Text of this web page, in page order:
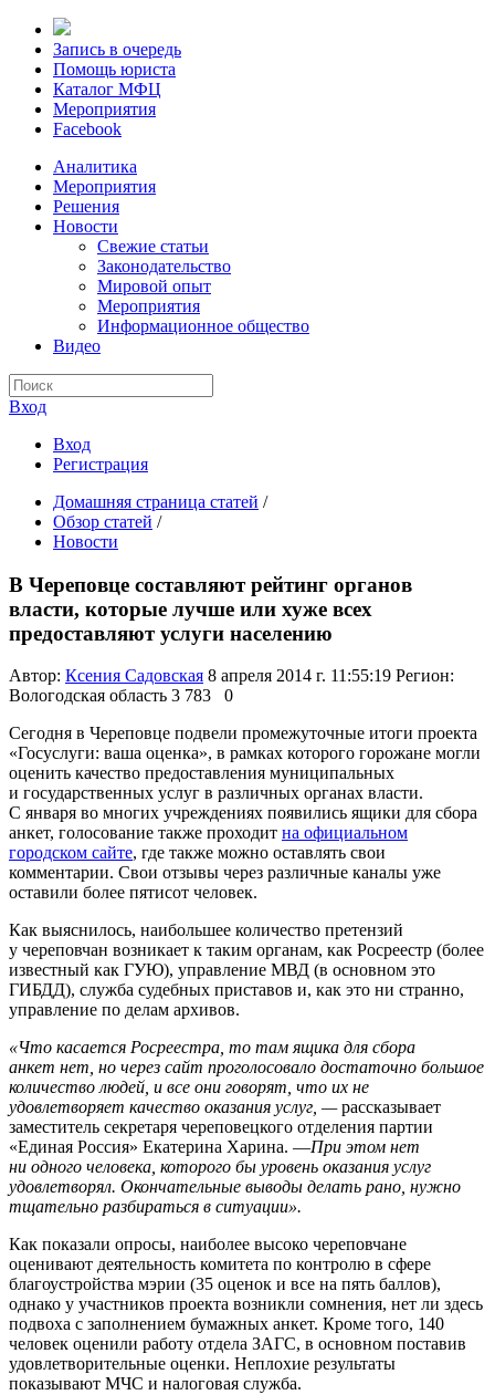
Запись в очередь
Помощь юриста
Каталог МФЦ
Мероприятия
Facebook
Аналитика
Мероприятия
Решения
Новости
Свежие статьи
Законодательство
Мировой опыт
Мероприятия
Информационное общество
Видео
Вход
Вход
Регистрация
Домашняя страница статей /
Обзор статей /
Новости
В Череповце составляют рейтинг органов
власти, которые лучше или хуже всех
предоставляют услуги населению
Автор: Ксения Садовская 8 апреля 2014 г. 11:55:19 Регион:
Вологодская область 3 783 0
Сегодня в Череповце подвели промежуточные итоги проекта
«Госуслуги: ваша оценка», в рамках которого горожане могли
оценить качество предоставления муниципальных
и государственных услуг в различных органах власти.
С января во многих учреждениях появились ящики для сбора
анкет, голосование также проходит на официальном
городском сайте, где также можно оставлять свои
комментарии. Свои отзывы через различные каналы уже
оставили более пятисот человек.
Как выяснилось, наибольшее количество претензий
у череповчан возникает к таким органам, как Росреестр (более
известный как ГУЮ), управление МВД (в основном это
ГИБДД), служба судебных приставов и, как это ни странно,
управление по делам архивов.
«Что касается Росреестра, то там ящика для сбора
анкет нет, но через сайт проголосовало достаточно большое
количество людей, и все они говорят, что их не
удовлетворяет качество оказания услуг, —рассказывает
заместитель секретаря череповецкого отделения партии
«Единая Россия» Екатерина Харина. —При этом нет
ни одного человека, которого бы уровень оказания услуг
удовлетворял. Окончательные выводы делать рано, нужно
тщательно разбираться в ситуации».
Как показали опросы, наиболее высоко череповчане
оценивают деятельность комитета по контролю в сфере
благоустройства мэрии (35 оценок и все на пять баллов),
однако у участников проекта возникли сомнения, нет ли здесь
подвоха с заполнением бумажных анкет. Кроме того, 140
человек оценили работу отдела ЗАГС, в основном поставив
удовлетворительные оценки. Неплохие результаты
показывают МЧС и налоговая служба.